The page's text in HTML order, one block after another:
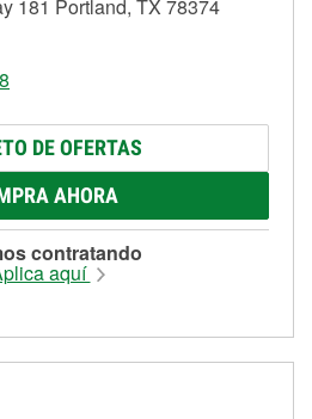
181 Portland, TX 78374
DE OFERTAS
AHORA
contratando
aquí